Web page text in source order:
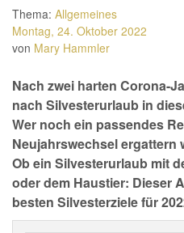
Thema: Allgemeines
Montag, 24. Oktober 2022
von Mary Hammler
Nach zwei harten Corona-
nach Silvesterurlaub in
Wer noch ein passendes
Neujahrswechsel ergattern
Ob ein Silvesterurlaub mit
oder dem Haustier: Dieser
besten Silvesterziele für